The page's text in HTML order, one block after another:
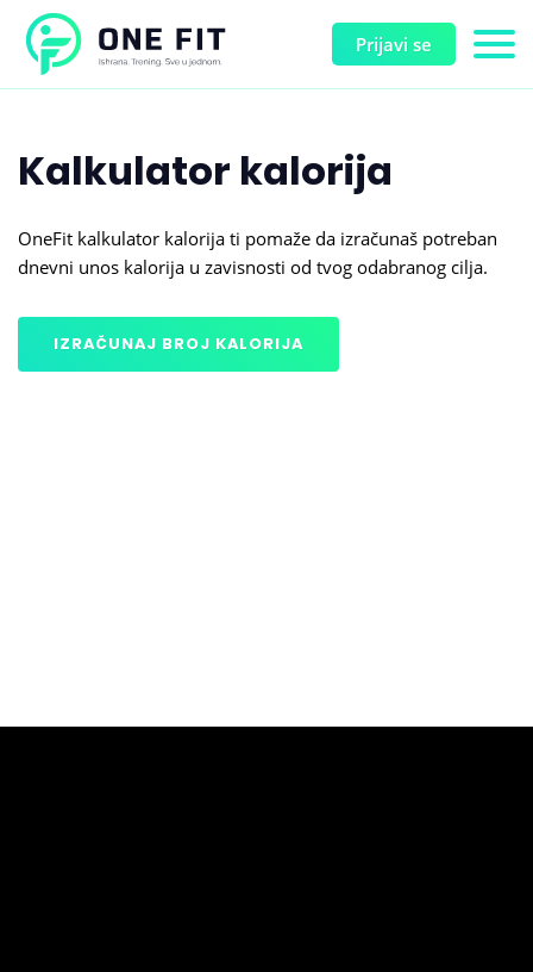
Prijavi se
Kalkulator kalorija
OneFit kalkulator kalorija ti pomaže da izračunaš potreban
dnevni unos kalorija u zavisnosti od tvog odabranog cilja.
IZRAČUNAJ BROJ KALORIJA